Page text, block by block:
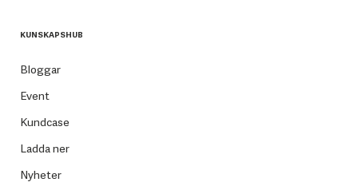
KUNSKAPSHUB
Bloggar
Event
Kundcase
Ladda ner
Nyheter